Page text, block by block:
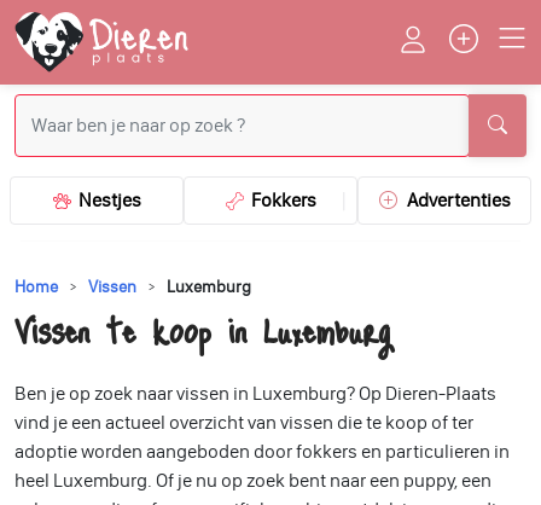
Nestjes Fokkers Advertenties
Home Vissen Luxemburg
Vissen te koop in Luxemburg
Ben je op zoek naar vissen in Luxemburg? Op Dieren-Plaats
vind je een actueel overzicht van vissen die te koop of ter
adoptie worden aangeboden door fokkers en particulieren in
heel Luxemburg. Of je nu op zoek bent naar een puppy, een